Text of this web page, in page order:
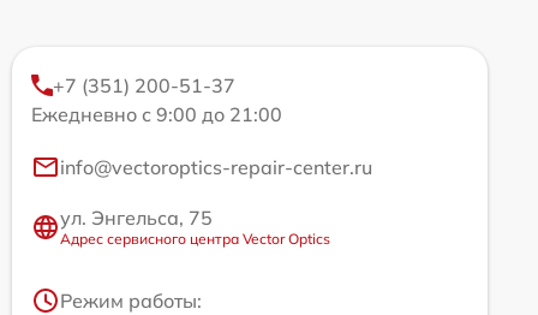
+7 (351) 200-51-37
Ежедневно с 9:00 до 21:00
info@vectoroptics-repair-center.ru
ул. Энгельса, 75
Адрес сервисного центра Vector Optics
Режим работы: